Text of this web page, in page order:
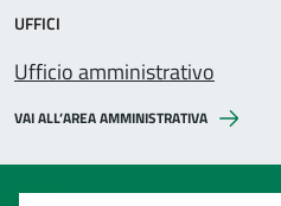
UFFICI
Ufficio amministrativo
VAI ALL’AREA AMMINISTRATIVA